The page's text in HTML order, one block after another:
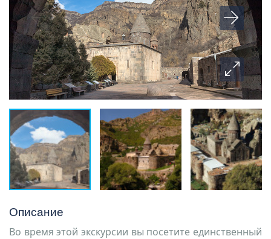
Описание
Во время этой экскурсии вы посетите единственный